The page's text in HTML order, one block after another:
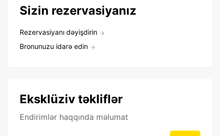
Sizin rezervasiyanız
Rezervasiyanı dəyişdirin
Bronunuzu idarə edin
Eksklüziv təkliflər
Endirimlər haqqında məlumat